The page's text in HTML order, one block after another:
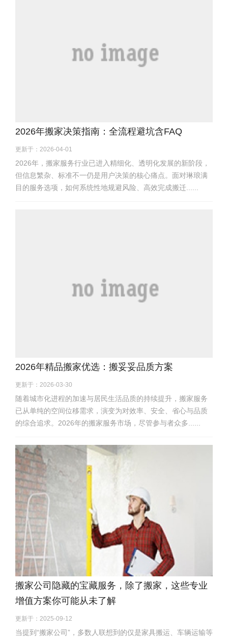
2026年搬家决策指南：全流程避坑含FAQ
更新于：2026-04-01
2026年，搬家服务行业已进入精细化、透明化发展的新阶段，
但信息繁杂、标准不一仍是用户决策的核心痛点。面对琳琅满
目的服务选项，如何系统性地规避风险、高效完成搬迁......
2026年精品搬家优选：搬妥妥品质方案
更新于：2026-03-30
随着城市化进程的加速与居民生活品质的持续提升，搬家服务
已从单纯的空间位移需求，演变为对效率、安全、省心与品质
的综合追求。2026年的搬家服务市场，尽管参与者众多......
搬家公司隐藏的宝藏服务，除了搬家，这些专业
增值方案你可能从未了解
更新于：2025-09-12
当提到“搬家公司”，多数人联想到的仅是家具搬运、车辆运输等